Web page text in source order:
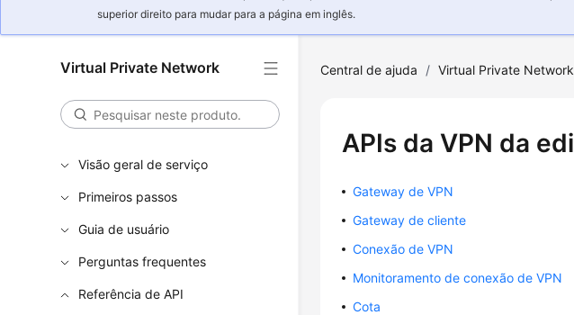
superior direito para mudar para a página em inglês.
Virtual Private Network
Visão geral de serviço
Primeiros passos
Guia de usuário
Perguntas frequentes
Referência de API
Central de ajuda / Virtual Private Network
APIs da VPN da
Gateway de VPN
Gateway de cliente
Conexão de VPN
Monitoramento de conexão de VPN
Cota